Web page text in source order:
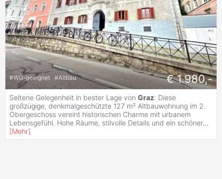
#WG-geeignet #Altbau € 1.980,-
Seltene Gelegenheit in bester Lage von Graz: Diese
großzügige, denkmalgeschützte 127 m² Altbauwohnung im 2.
Obergeschoss vereint historischen Charme mit urbanem
Lebensgefühl. Hohe Räume, stilvolle Details und ein schöner...
[Mehr]